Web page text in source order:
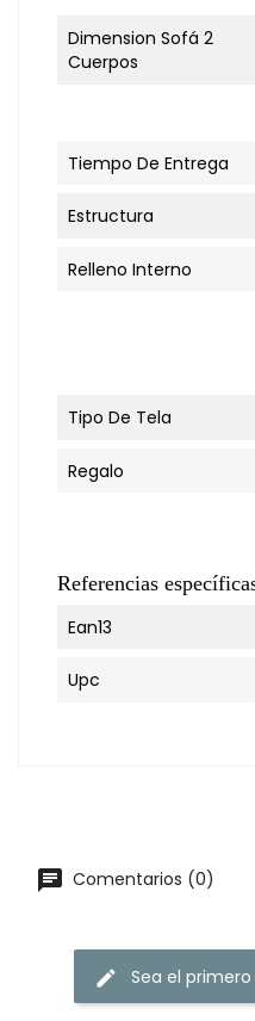
Dimension Sofá 2
Cuerpos
Tiempo De Entrega
Estructura
Relleno Interno
Tipo De Tela
Regalo
Referencias
Ean13
Upc
chat Comentarios (0)
edit Sea el